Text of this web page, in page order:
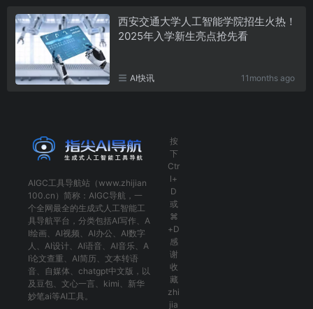
西安交通大学人工智能学院招生火热！
2025年入学新生亮点抢先看
AI快讯 11months ago
AIGC工具导航站（www.zhijian
100.cn）简称： AIGC导航 ，一
个全网最全的生成式人工智能工
具导航平台，分类包括AI写作 、 A
I绘画 、 AI视频 、 AI办公 、 AI数字
人 、 AI设计、 AI语音、 AI音乐、 A
I论文查重 、 AI简历 、 文本转语
音、 自媒体 、 chatgpt中文版 ，以
及 豆包、 文心一言 、 kimi 、 新华
妙笔ai等AI工具。
按
下
Ctr
l+
D
或
⌘
+D
感
谢
收
藏
zhi
jia